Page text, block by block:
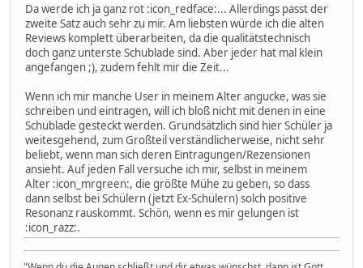
Da werde ich ja ganz rot :icon_redface:... Allerdings passt der
zweite Satz auch sehr zu mir. Am liebsten würde ich die alten
Reviews komplett überarbeiten, da die qualitätstechnisch
doch ganz unterste Schublade sind. Aber jeder hat mal klein
angefangen ;), zudem fehlt mir die Zeit...
Wenn ich mir manche User in meinem Alter angucke, was sie
schreiben und eintragen, will ich bloß nicht mit denen in eine
Schublade gesteckt werden. Grundsätzlich sind hier Schüler ja
weitesgehend, zum Großteil verständlicherweise, nicht sehr
beliebt, wenn man sich deren Eintragungen/Rezensionen
ansieht. Auf jeden Fall versuche ich mir, selbst in meinem
Alter :icon_mrgreen:, die größte Mühe zu geben, so dass
dann selbst bei Schülern (jetzt Ex-Schülern) solch positive
Resonanz rauskommt. Schön, wenn es mir gelungen ist
:icon_razz:.